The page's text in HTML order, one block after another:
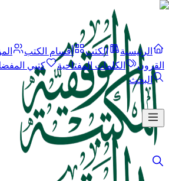
الرئيسية الكتب أقسام الكتب
القرون
الكلمات المفتاحية
كتبي
البحث